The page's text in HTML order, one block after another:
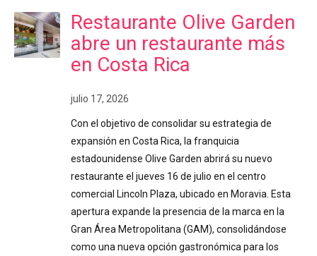
Restaurante Olive Garden
abre un restaurante más
en Costa Rica
julio 17, 2026
Con el objetivo de consolidar su estrategia de
expansión en Costa Rica, la franquicia
estadounidense Olive Garden abrirá su nuevo
restaurante el jueves 16 de julio en el centro
comercial Lincoln Plaza, ubicado en Moravia. Esta
apertura expande la presencia de la marca en la
Gran Área Metropolitana (GAM), consolidándose
como una nueva opción gastronómica para los